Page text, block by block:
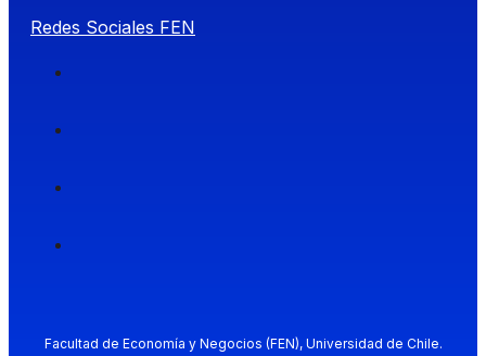
Redes Sociales FEN
Facultad de Economía y Negocios (FEN), Universidad de Chile.